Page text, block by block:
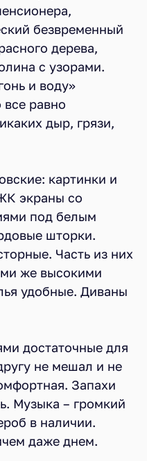
безвременный
дерева,
с узорами.
и воду»
равно
дыр, грязи,
картинки и
экраны со
под белым
шторки.
Часть из них
же высокими
удобные. Диваны
достаточные для
не мешал и не
Запахи
Музыка – громкий
в наличии.
даже днем.